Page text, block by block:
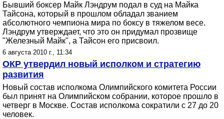
Бывший боксер Майк Лэндрум подал в суд на Майка
Тайсона, который в прошлом обладал званием
абсолютного чемпиона мира по боксу в тяжелом весе.
Лэндрум утверждает, что это он придумал прозвище
"Железный Майк", а Тайсон его присвоил.
6 августа 2010 г., 11:34
ОКР утвердил новый исполком и стратегию
развития
Новый состав исполкома Олимпийского комитета России
был принят на Олимпийском собрании, которое прошло в
четверг в Москве. Состав исполкома сократили с 27 до 20
человек.